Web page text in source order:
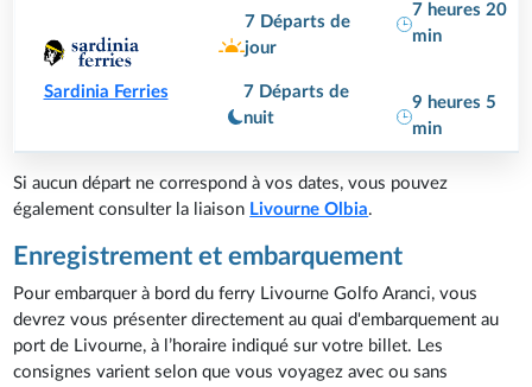
Sardinia Ferries
7 Départs de
jour
7 Départs de
nuit
7 heures 20
min
9 heures 5
min
Si aucun départ ne correspond à vos dates, vous pouvez
également consulter la liaison Livourne Olbia.
Enregistrement et embarquement
Pour embarquer à bord du ferry Livourne Golfo Aranci, vous
devrez vous présenter directement au quai d'embarquement au
port de Livourne, à l’horaire indiqué sur votre billet. Les
consignes varient selon que vous voyagez avec ou sans